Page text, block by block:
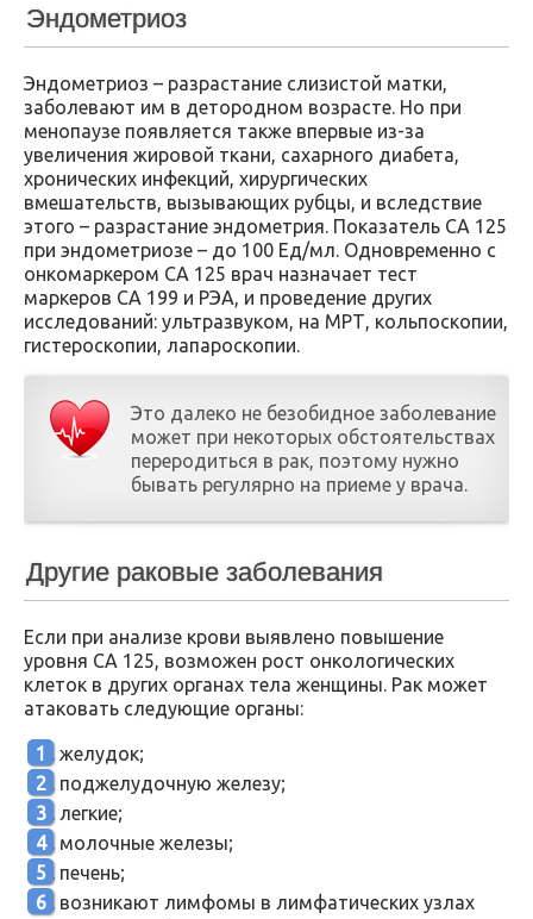
Эндометриоз
Эндометриоз – разрастание слизистой матки,
заболевают им в детородном возрасте. Но при
менопаузе появляется также впервые из-за
увеличения жировой ткани, сахарного диабета,
хронических инфекций, хирургических
вмешательств, вызывающих рубцы, и вследствие
этого – разрастание эндометрия. Показатель СА 125
при эндометриозе – до 100 Ед/мл. Одновременно с
онкомаркером СА 125 врач назначает тест
маркеров СА 199 и РЭА, и проведение других
исследований: ультразвуком, на МРТ, кольпоскопии,
гистероскопии, лапароскопии.
Это далеко не безобидное заболевание
может при некоторых обстоятельствах
переродиться в рак, поэтому нужно
бывать регулярно на приеме у врача.
Другие раковые заболевания
Если при анализе крови выявлено повышение
уровня СА 125, возможен рост онкологических
клеток в других органах тела женщины. Рак может
атаковать следующие органы:
желудок;
поджелудочную железу;
легкие;
молочные железы;
печень;
возникают лимфомы в лимфатических узлах